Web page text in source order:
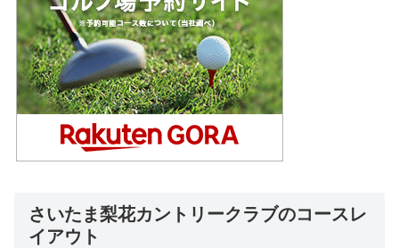
さいたま梨花カントリークラブのコースレ
イアウト